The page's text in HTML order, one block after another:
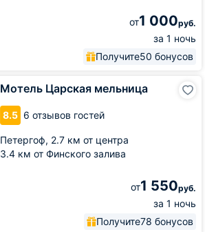
от1 000руб.
за 1 ночь
Получите50 бонусов
Мотель Царская мельница
8.5 6 отзывов гостей
Петергоф, 2.7 км от центра
3.4 км от Финского залива
от1 550руб.
за 1 ночь
Получите78 бонусов